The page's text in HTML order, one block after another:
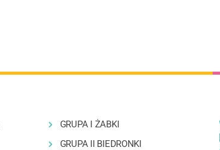
GRUPA I ŻABKI
GRUPA II BIEDRONKI